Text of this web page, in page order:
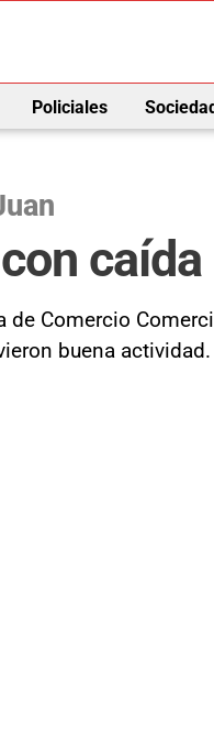
Policiales
de Comercio
buena actividad.